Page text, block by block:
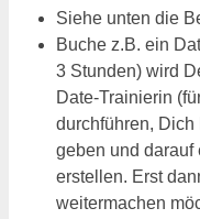
Siehe unten die
Buche z.B. ein
3 Stunden) wird
Date-Trainierin
durchführen,
geben und
erstellen. Erst
weitermachen